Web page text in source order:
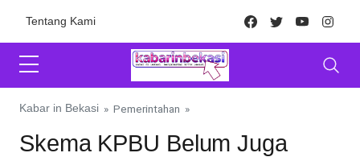
Tentang Kami Facebook
TwitterYoutube
Kabar in Bekasi » Pemerintahan »
Skema KPBU Belum Juga